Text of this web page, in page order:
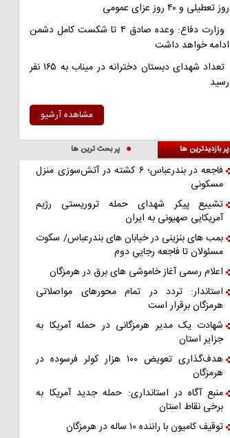
روز تعطیلی و ۴۰ روز عزای عمومی
وزارت دفاع: وعده صادق ۴ تا شکست کامل دشمن
ادامه خواهد داشت
تعداد شهدای دبستان دخترانه در میناب به ۱۶۵ نفر
رسید
مشاهده آرشیو
پر بازدیدترین ها پر بحث ترین ها
فاجعه در بندرعباس؛ ۶ کشته در آتش‌سوزی منزل
مسکونی
تشییع پیکر شهدای حمله تروریستی رژیم
آمریکایی صهیونی به ایران
بمب های بنزینی در خیابان های بندرعباس/ سکوت
مسئولان تا فاجعه رجاییِ دوم
اعلام رسمی آغاز خاموشی های برق در هرمزگان
استاندار: تردد در تمام محورهای مواصلاتی
هرمزگان برقرار است
شهادت یک مدیر هرمزگانی در حمله آمریکا به
جزایر استان
هدف‌گذاری تعویض ۱۰۰ هزار کولر فرسوده در
هرمزگان
منبع آگاه در استانداری: حمله جدید آمریکا به
برخی نقاط استان
توقیف کامیون با راننده ۱۰ ساله در هرمزگان